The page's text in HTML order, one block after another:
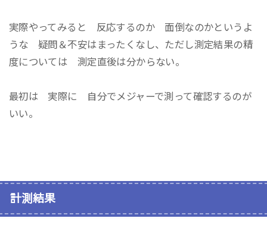
実際やってみると 反応するのか 面倒なのかというよ
うな 疑問＆不安はまったくなし、ただし測定結果の精
度については 測定直後は分からない。
最初は 実際に 自分でメジャーで測って確認するのが
いい。
計測結果